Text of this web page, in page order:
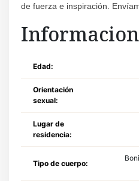
de fuerza e inspiración.
Edad:
Orientación
sexual:
Lugar de
residencia:
Tipo de cuerpo: